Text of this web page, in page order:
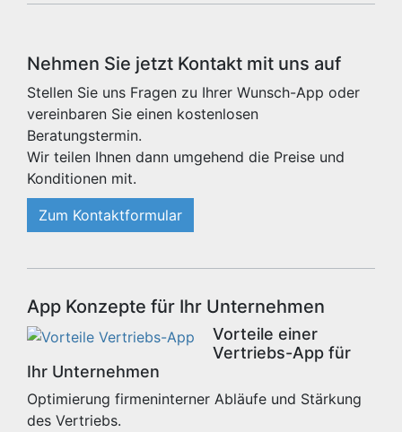
Nehmen Sie jetzt Kontakt mit uns auf
Stellen Sie uns Fragen zu Ihrer Wunsch-App oder
vereinbaren Sie einen kostenlosen
Beratungstermin.
Wir teilen Ihnen dann umgehend die Preise und
Konditionen mit.
Zum Kontaktformular
App Konzepte für Ihr Unternehmen
Vorteile einer
Vertriebs-App für
Ihr Unternehmen
Optimierung firmeninterner Abläufe und Stärkung
des Vertriebs.